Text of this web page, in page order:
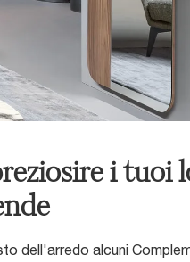
i tuoi
dell'arredo alcuni